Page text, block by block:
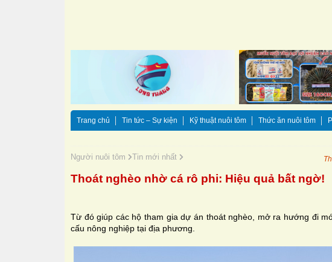
Trang chủ Tin tức – Sự kiện Kỹ thuật nuôi tôm Thức ăn nuôi tôm
Người nuôi tôm Tin mới nhất
Thoát nghèo nhờ cá rô phi: Hiệu quả bất ngờ!
Từ đó giúp các hộ tham gia dự án thoát nghèo, mở ra hướng đi
cấu nông nghiệp tại địa phương.